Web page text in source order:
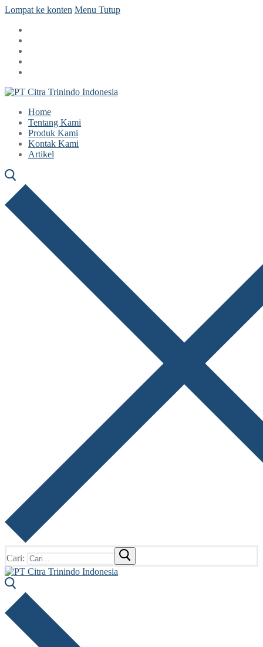
Lompat ke konten Menu Tutup
Home
Tentang Kami
Produk Kami
Kontak Kami
Artikel
Cari: